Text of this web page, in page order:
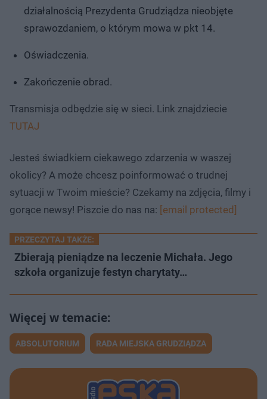
działalnością Prezydenta Grudziądza nieobjęte
sprawozdaniem, o którym mowa w pkt 14.
Oświadczenia.
Zakończenie obrad.
Transmisja odbędzie się w sieci. Link znajdziecie
TUTAJ
Jesteś świadkiem ciekawego zdarzenia w waszej
okolicy? A może chcesz poinformować o trudnej
sytuacji w Twoim mieście? Czekamy na zdjęcia, filmy i
gorące newsy! Piszcie do nas na: [email protected]
PRZECZYTAJ TAKŻE:
Zbierają pieniądze na leczenie Michała. Jego
szkoła organizuje festyn charytaty…
ABSOLUTORIUM RADA MIEJSKA GRUDZIĄDZA